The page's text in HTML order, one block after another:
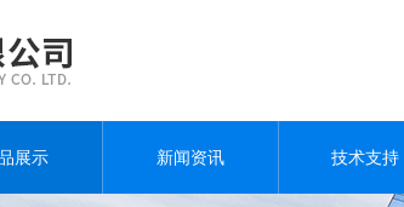
展示 新闻资讯 技术支持